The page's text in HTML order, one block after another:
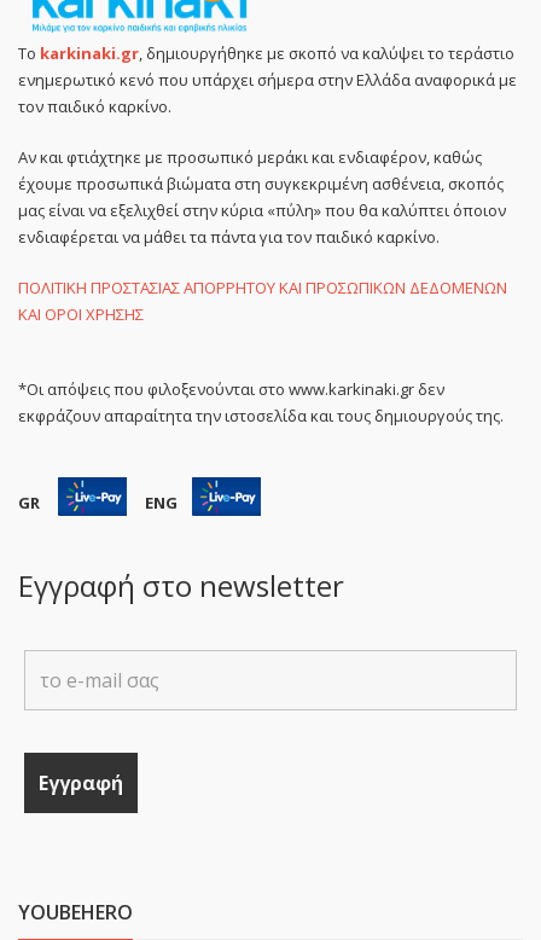
Το karkinaki.gr, δημιουργήθηκε με σκοπό να καλύψει το τεράστιο
ενημερωτικό κενό που υπάρχει σήμερα στην Ελλάδα αναφορικά με
τον παιδικό καρκίνο.
Αν και φτιάχτηκε με προσωπικό μεράκι και ενδιαφέρον, καθώς
έχουμε προσωπικά βιώματα στη συγκεκριμένη ασθένεια, σκοπός
μας είναι να εξελιχθεί στην κύρια «πύλη» που θα καλύπτει όποιον
ενδιαφέρεται να μάθει τα πάντα για τον παιδικό καρκίνο.
ΠΟΛΙΤΙΚΗ ΠΡΟΣΤΑΣΙΑΣ ΑΠΟΡΡΗΤΟΥ ΚΑΙ ΠΡΟΣΩΠΙΚΩΝ ΔΕΔΟΜΕΝΩΝ
ΚΑΙ ΟΡΟΙ ΧΡΗΣΗΣ
*Οι απόψεις που φιλοξενούνται στο www.karkinaki.gr δεν
εκφράζουν απαραίτητα την ιστοσελίδα και τους δημιουργούς της.
GR ENG
Εγγραφή στο newsletter
YOUBEHERO